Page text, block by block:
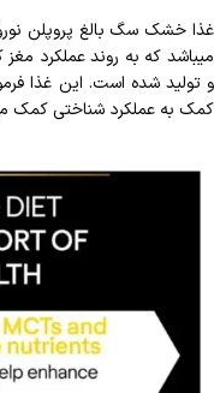
غذا خشک سگ بالغ پروپلن
میباشد که به روند عملکرد
کمک به عملکرد شناختی کمک